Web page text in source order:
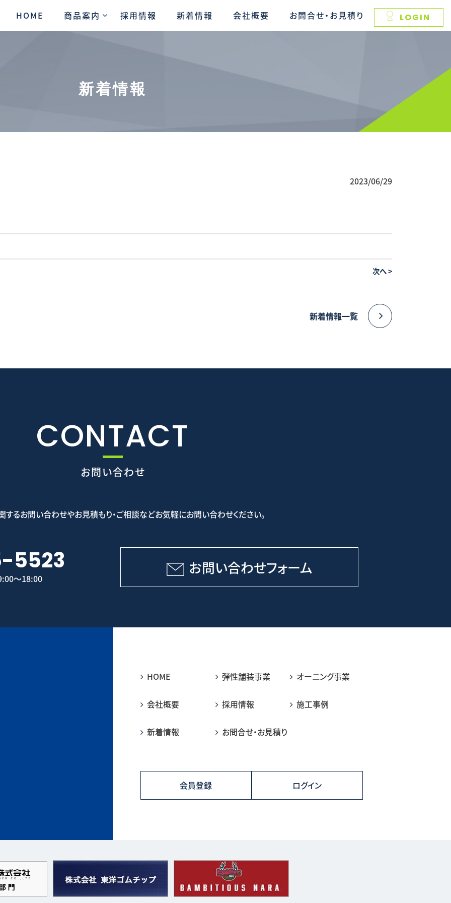
HOME 商品案内 採用情報 新着情報 会社概要 お問合せ・お見積り LOGIN
新着情報
2023/06/29
次へ>
新着情報一覧
CONTACT
お問い合わせ
するお問い合わせやお見積もり・ご相談などお気軽にお問い合わせください。
5523
～18:00
お問い合わせフォーム
HOME 弾性舗装事業 オーニング事業
会社概要 採用情報 施工事例
新着情報 お問合せ・お見積り
会員登録 ログイン